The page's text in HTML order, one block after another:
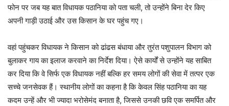
फोन पर जब यह बात विधायक पठानिया को पता चली, तो उन्होंने बिना देर किए
अपनी गाड़ी उठाई और उस किसान के घर पहुंच गए।
वहां पहुंचकर विधायक ने किसान को ढांढस बंधाया और तुरंत पशुपालन विभाग को
बुलाकर गाय का इलाज करवाने का निर्देश दिया। ऐसे कार्यों से उन्होंने यह साबित
कर दिया कि वे सिर्फ एक विधायक नहीं बल्कि हर समय लोगों की सेवा में तत्पर एक
सच्चे जनसेवक हैं। स्थानीय लोगों का कहना है कि केवल सिंह पठानिया का यह
कदम उन्हें और भी ज्यादा भरोसेमंद बनाता है, जिससे उनकी छवि एक समर्पित और